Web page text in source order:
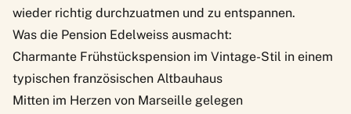
wieder richtig durchzuatmen und zu entspannen.
Was die Pension Edelweiss ausmacht:
Charmante Frühstückspension im Vintage-Stil in einem
typischen französischen Altbauhaus
Mitten im Herzen von Marseille gelegen